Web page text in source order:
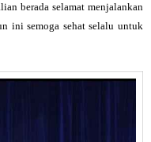
berada selamat menjalankan
ini semoga sehat selalu untuk